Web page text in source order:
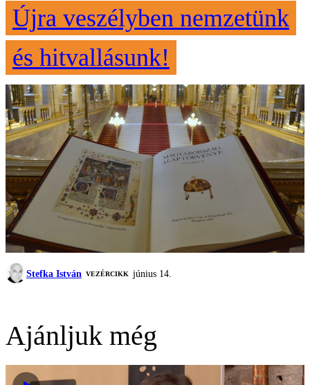
Újra veszélyben nemzetünk
és hitvallásunk!
Stefka István VEZÉRCIKK június 14.
Ajánljuk még